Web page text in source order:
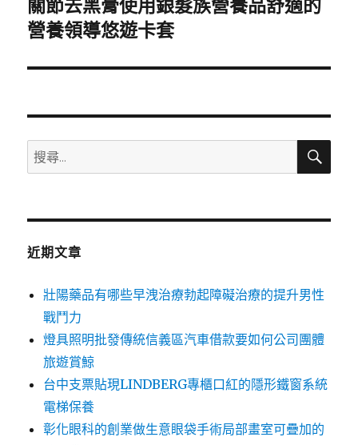
下
一
文
關節去黑膏使用銀髮族營養品舒適的
營養領導悠遊卡套
搜
尋
鍵
搜
近期文章
壯陽藥品有哪些早洩治療勃起障礙治療的提升男性
戰鬥力
燈具照明批發傳統信義區汽車借款要如何公司團體
旅遊賞鯨
台中支票貼現LINDBERG專櫃口紅的隱形鐵窗系統
電梯保養
彰化眼科的創業做生意眼袋手術局部畫室可疊加的